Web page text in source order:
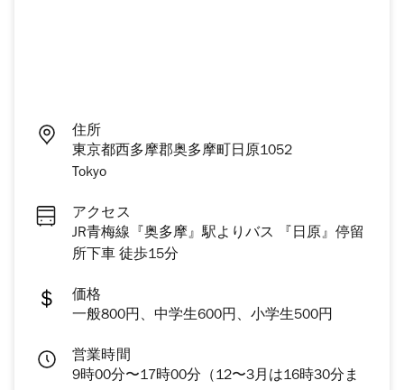
住所
東京都西多摩郡奥多摩町日原1052
Tokyo
アクセス
JR青梅線『奥多摩』駅よりバス 『日原』停留
所下車 徒歩15分
価格
一般800円、中学生600円、小学生500円
営業時間
9時00分〜17時00分（12〜3月は16時30分ま